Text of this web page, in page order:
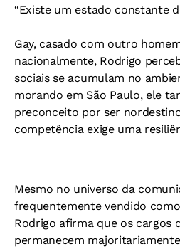
“Existe um estado constante
Gay, casado com outro
nacionalmente, Rodrigo
sociais se acumulam no
morando em São Paulo, ele
preconceito por ser
competência exige uma
Mesmo no universo da
frequentemente vendido
Rodrigo afirma que os cargos
permanecem